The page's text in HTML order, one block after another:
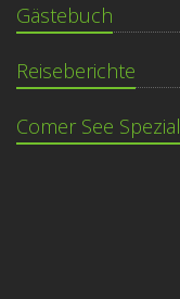
Gästebuch
Reiseberichte
Comer See Spezial